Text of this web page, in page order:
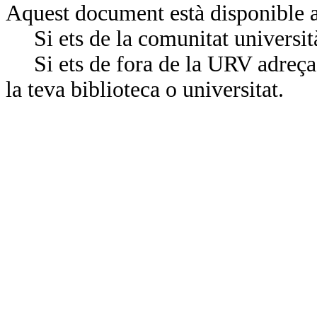
Aquest document està
Si ets de la comunitat
Si ets de fora de la URV
la teva biblioteca o universitat.